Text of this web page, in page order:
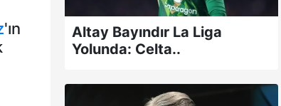
'ın
Altay Bayındır La Liga
Yolunda: Celta..